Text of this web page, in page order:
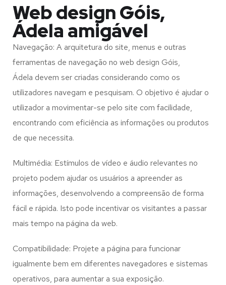
Web design Góis,
Ádela amigável
Navegação: A arquitetura do site, menus e outras
ferramentas de navegação no web design Góis,
Ádela devem ser criadas considerando como os
utilizadores navegam e pesquisam. O objetivo é ajudar o
utilizador a movimentar-se pelo site com facilidade,
encontrando com eficiência as informações ou produtos
de que necessita.
Multimédia: Estímulos de vídeo e áudio relevantes no
projeto podem ajudar os usuários a apreender as
informações, desenvolvendo a compreensão de forma
fácil e rápida. Isto pode incentivar os visitantes a passar
mais tempo na página da web.
Compatibilidade: Projete a página para funcionar
igualmente bem em diferentes navegadores e sistemas
operativos, para aumentar a sua exposição.